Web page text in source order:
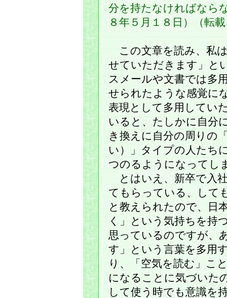
分を持たなければ
８年５月１８日）（転
この文章を読み、私
せていただきます」と
スメールや文書では多
せられたような感覚に
表現として多用してい
いると、たしかに自分
き換えに自分の周りの
い）」タイプの人たち
つのるようになってし
とはいえ、新卒で入
てもらっている、して
と教えられたので、日
く」という気持ちを持
思っているのですが、
す」という言葉を多用
り、「空気を読む」こ
になることに気づいた
して使う時でも意識を